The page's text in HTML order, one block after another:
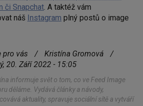
či Snapchat. A taktéž vám
náš Instagram plný postů o image
pro vás / Kristína Gromová
/
20. Září 2022 - 15:05
informuje svět o tom, co ve Feed Image
děláme. Vydává články a návody,
aktuality, spravuje sociální sítě a vytváří